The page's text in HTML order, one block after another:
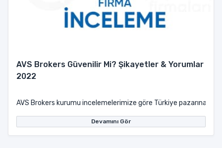
AVS Brokers Güvenilir Mi? Şikayetler & Yorumlar
2022
AVS Brokers kurumu incelemelerimize göre Türkiye pazarına
Devamını Gör